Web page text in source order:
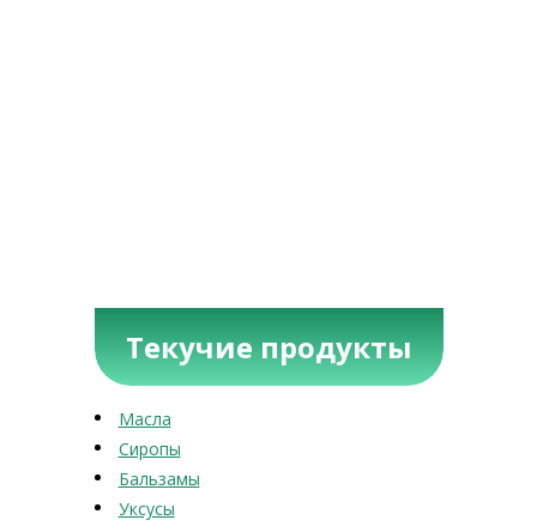
Текучие продукты
Масла
Сиропы
Бальзамы
Уксусы